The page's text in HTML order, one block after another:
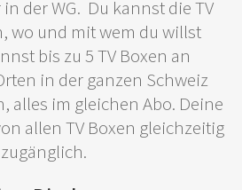
der WG. Du kannst die TV
wo und mit wem du willst
bis zu 5 TV Boxen an
in der ganzen Schweiz
alles im gleichen Abo. Deine
allen TV Boxen gleichzeitig
zugänglich.